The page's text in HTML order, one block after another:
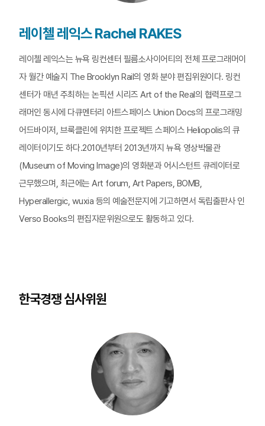
레이첼 레익스 Rachel RAKES
레이첼 레익스는 뉴욕 링컨센터 필름소사이어티의 전체 프로그래머이
자 월간 예술지 The Brooklyn Rail의 영화 분야 편집위원이다. 링컨
센터가 매년 주최하는 논픽션 시리즈 Art of the Real의 협력프로그
래머인 동시에 다큐멘터리 아트스페이스 Union Docs의 프로그래밍
어드바이저, 브룩클린에 위치한 프로젝트 스페이스 Heliopolis의 큐
레이터이기도 하다.2010년부터 2013년까지 뉴욕 영상박물관
(Museum of Moving Image)의 영화분과 어시스턴트 큐레이터로
근무했으며, 최근에는 Art forum, Art Papers, BOMB,
Hyperallergic, wuxia 등의 예술전문지에 기고하면서 독립출판사 인
Verso Books의 편집자문위원으로도 활동하고 있다.
한국경쟁 심사위원